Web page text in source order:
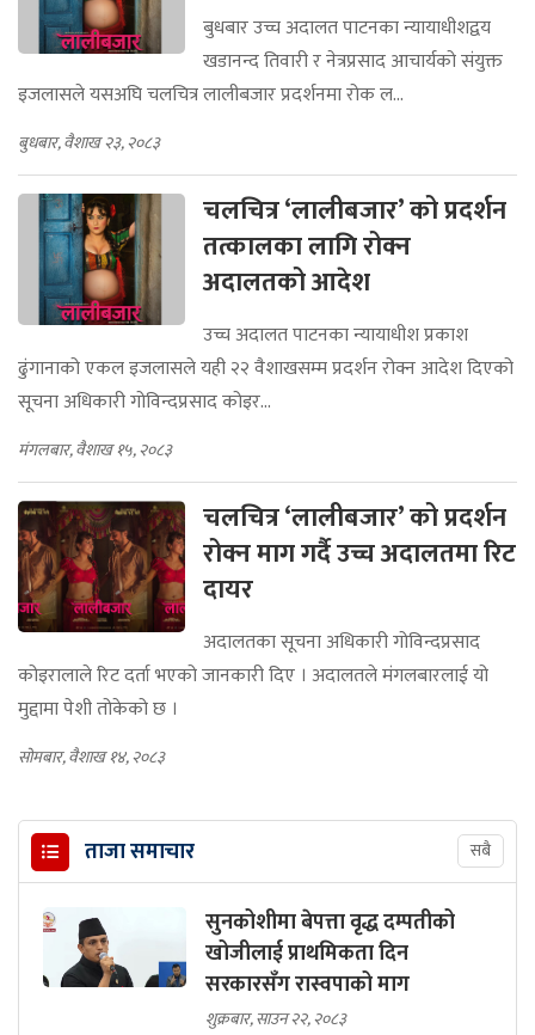
बुधबार उच्च अदालत पाटनका न्यायाधीशद्वय
खडानन्द तिवारी र नेत्रप्रसाद आचार्यको संयुक्त
इजलासले यसअघि चलचित्र लालीबजार प्रदर्शनमा रोक ल...
बुधबार, वैशाख २३, २०८३
चलचित्र ‘लालीबजार’ को प्रदर्शन
तत्कालका लागि रोक्न
अदालतको आदेश
उच्च अदालत पाटनका न्यायाधीश प्रकाश
ढुंगानाको एकल इजलासले यही २२ वैशाखसम्म प्रदर्शन रोक्न आदेश दिएको
सूचना अधिकारी गोविन्दप्रसाद कोइर...
मंगलबार, वैशाख १५, २०८३
चलचित्र ‘लालीबजार’ को प्रदर्शन
रोक्न माग गर्दै उच्च अदालतमा रिट
दायर
अदालतका सूचना अधिकारी गोविन्दप्रसाद
कोइरालाले रिट दर्ता भएको जानकारी दिए । अदालतले मंगलबारलाई यो
मुद्दामा पेशी तोकेको छ ।
सोमबार, वैशाख १४, २०८३
ताजा समाचार सबै
सुनकोशीमा बेपत्ता वृद्ध दम्पतीको
खोजीलाई प्राथमिकता दिन
सरकारसँग रास्वपाको माग
शुक्रबार, साउन २२, २०८३